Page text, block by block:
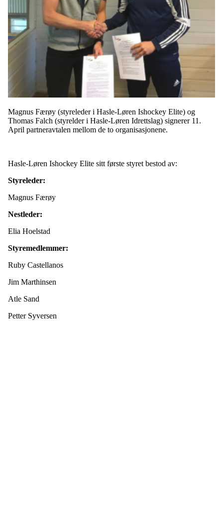
Magnus Færøy (styreleder i Hasle-Løren Ishockey Elite) og
Thomas Falch (styrelder i Hasle-Løren Idrettslag) signerer 11.
April partneravtalen mellom de to organisasjonene.
Hasle-Løren Ishockey Elite sitt første styret bestod av:
Styreleder:
Magnus Færøy
Nestleder:
Elia Hoelstad
Styremedlemmer:
Ruby Castellanos
Jim Marthinsen
Atle Sand
Petter Syversen